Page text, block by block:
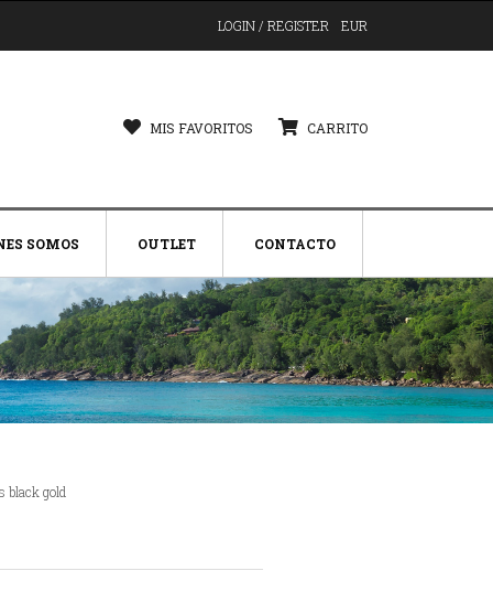
LOGIN / REGISTER EUR
MIS FAVORITOS CARRITO
SOMOS OUTLET CONTACTO
black gold